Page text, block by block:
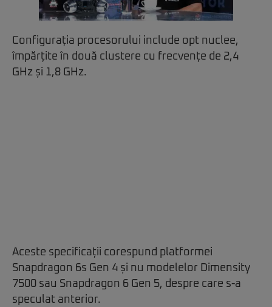
Configurația procesorului include opt nuclee,
împărțite în două clustere cu frecvențe de 2,4
GHz și 1,8 GHz.
Aceste specificații corespund platformei
Snapdragon 6s Gen 4 și nu modelelor Dimensity
7500 sau Snapdragon 6 Gen 5, despre care s-a
speculat anterior.